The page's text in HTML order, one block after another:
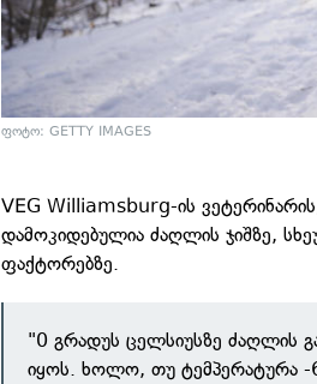
ფოტო: GETTY IMAGES
VEG Williamsburg-ის
დამოკიდებულია ძაღლის ჯიშზე,
ფაქტორებზე.
"0 გრადუს ცელსიუსზე ძაღლის
იყოს. ხოლო, თუ ტემპერატურა -